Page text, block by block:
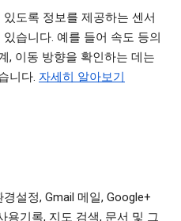
도록 정보를 제공하는 센서
습니다. 예를 들어 속도 등의
, 이동 방향을 확인하는 데는
니다. 자세히 알아보기
설정, Gmail 메일, Google+
용기록, 지도 검색, 문서 및 그